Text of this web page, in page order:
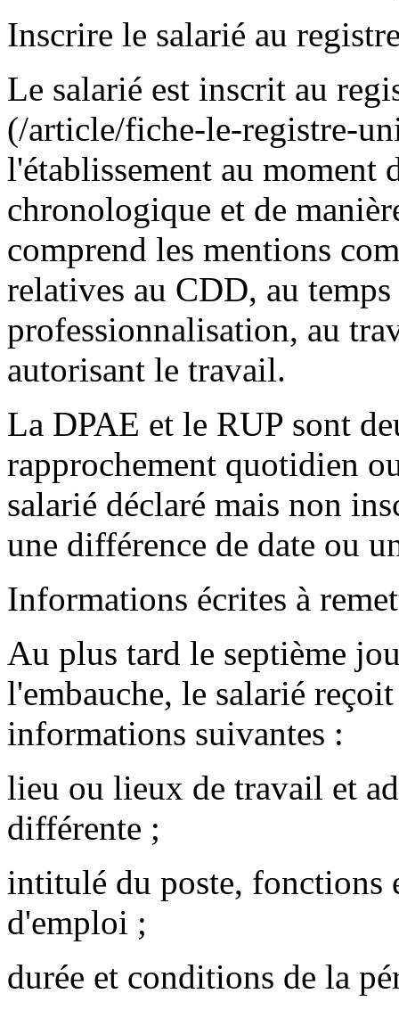
Inscrire le salarié au
Le salarié est inscrit au
(/article/fiche-le-registre-
l'établissement au moment
chronologique et de
comprend les mentions
relatives au CDD, au
professionnalisation, au
autorisant le travail.
La DPAE et le RUP sont
rapprochement quotidien
salarié déclaré mais non
une différence de date ou
Informations écrites à
Au plus tard le septième
l'embauche, le salarié
informations suivantes :
lieu ou lieux de travail et
différente ;
intitulé du poste, fonctions
d'emploi ;
durée et conditions de la